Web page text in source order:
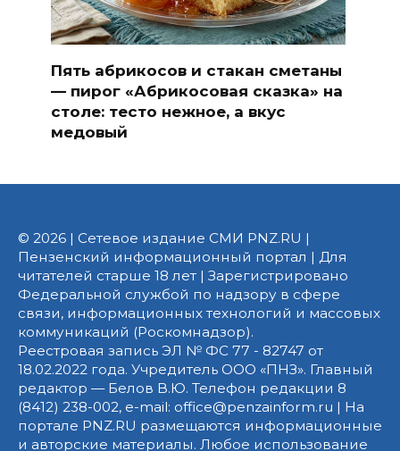
Пять абрикосов и стакан сметаны
— пирог «Абрикосовая сказка» на
столе: тесто нежное, а вкус
медовый
© 2026 | Сетевое издание СМИ PNZ.RU |
Пензенский информационный портал | Для
читателей старше 18 лет | Зарегистрировано
Федеральной службой по надзору в сфере
связи, информационных технологий и массовых
коммуникаций (Роскомнадзор).
Реестровая запись ЭЛ № ФС 77 - 82747 от
18.02.2022 года. Учредитель ООО «ПНЗ». Главный
редактор — Белов В.Ю. Телефон редакции 8
(8412) 238-002, e-mail: office@penzainform.ru | На
портале PNZ.RU размещаются информационные
и авторские материалы. Любое использование